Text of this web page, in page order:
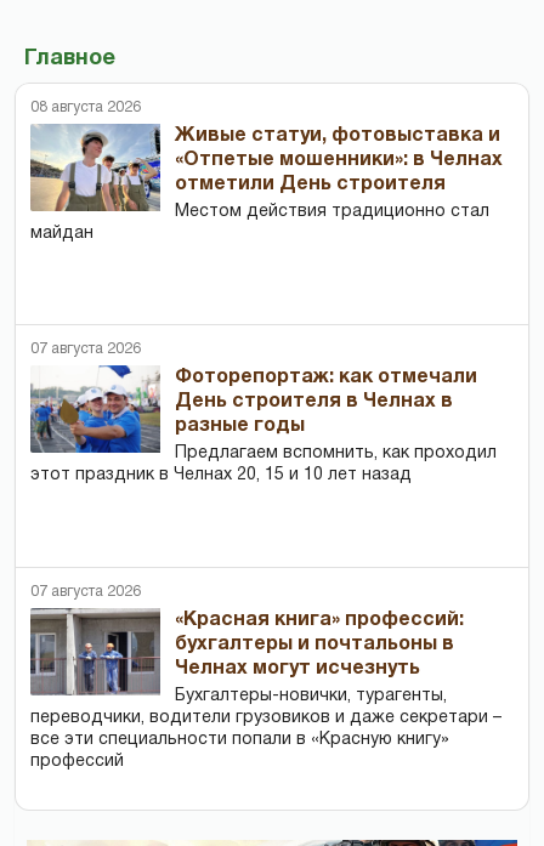
Главное
08 августа 2026
Живые статуи, фотовыставка и
«Отпетые мошенники»: в Челнах
отметили День строителя
Местом действия традиционно стал
майдан
07 августа 2026
Фоторепортаж: как отмечали
День строителя в Челнах в
разные годы
Предлагаем вспомнить, как проходил
этот праздник в Челнах 20, 15 и 10 лет назад
07 августа 2026
«Красная книга» профессий:
бухгалтеры и почтальоны в
Челнах могут исчезнуть
Бухгалтеры-новички, тур­агенты,
переводчики, водители грузовиков и даже секретари –
все эти специальности попали в «Красную книгу»
профессий